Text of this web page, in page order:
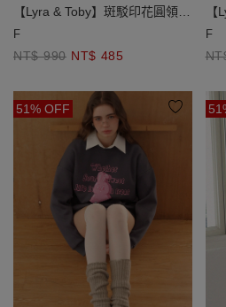
【Lyra & Toby】斑駁印花圓領長
袖寬版大學TEE
F
NT$ 990 NT$ 485
【
袖
F
51% OFF